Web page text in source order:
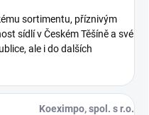
sortimentu, příznivým
sídlí v Českém Těšíně a své
ale i do dalších
Koeximpo, spol. s r.o.